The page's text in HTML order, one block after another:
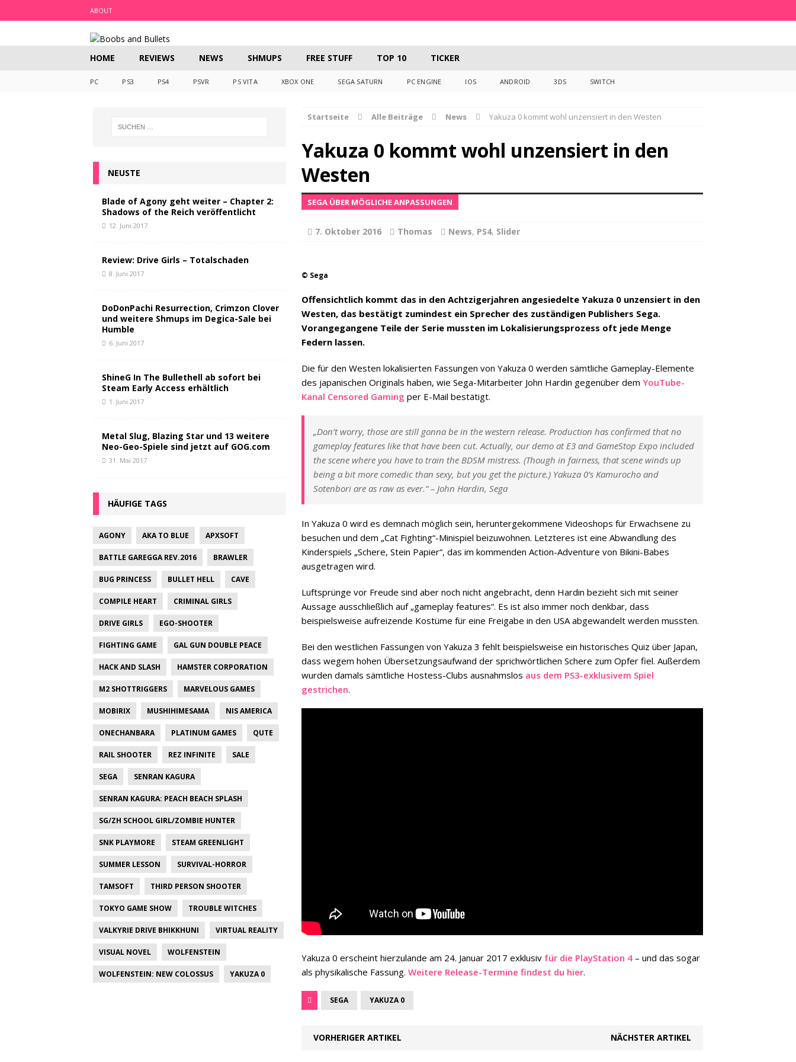
ABOUT
HOME REVIEWS NEWS SHMUPS FREE STUFF TOP 10 TICKER
PC PS3 PS4 PSVR PS VITA XBOX ONE SEGA SATURN PC ENGINE IOS ANDROID 3DS SWITCH
Startseite Alle Beiträge News Yakuza 0 kommt wohl unzensiert in den Westen
Yakuza 0 kommt wohl unzensiert in den
Westen
SEGA ÜBER MÖGLICHE ANPASSUNGEN
7. Oktober 2016 Thomas News, PS4, Slider
© Sega
Offensichtlich kommt das in den Achtzigerjahren angesiedelte Yakuza 0 unzensiert in den
Westen, das bestätigt zumindest ein Sprecher des zuständigen Publishers Sega.
Vorangegangene Teile der Serie mussten im Lokalisierungsprozess oft jede Menge
Federn lassen.
Die für den Westen lokalisierten Fassungen von Yakuza 0 werden sämtliche Gameplay-Elemente
des japanischen Originals haben, wie Sega-Mitarbeiter John Hardin gegenüber dem YouTube-
Kanal Censored Gaming per E-Mail bestätigt.
„Don’t worry, those are still gonna be in the western release. Production has confirmed that no
gameplay features like that have been cut. Actually, our demo at E3 and GameStop Expo included
the scene where you have to train the BDSM mistress. (Though in fairness, that scene winds up
being a bit more comedic than sexy, but you get the picture.) Yakuza 0’s Kamurocho and
Sotenbori are as raw as ever.“ – John Hardin, Sega
In Yakuza 0 wird es demnach möglich sein, heruntergekommene Videoshops für Erwachsene zu
besuchen und dem „Cat Fighting“-Minispiel beizuwohnen. Letzteres ist eine Abwandlung des
Kinderspiels „Schere, Stein Papier“, das im kommenden Action-Adventure von Bikini-Babes
ausgetragen wird.
Luftsprünge vor Freude sind aber noch nicht angebracht, denn Hardin bezieht sich mit seiner
Aussage ausschließlich auf „gameplay features“. Es ist also immer noch denkbar, dass
beispielsweise aufreizende Kostüme für eine Freigabe in den USA abgewandelt werden mussten.
Bei den westlichen Fassungen von Yakuza 3 fehlt beispielsweise ein historisches Quiz über Japan,
dass wegem hohen Übersetzungsaufwand der sprichwörtlichen Schere zum Opfer fiel. Außerdem
wurden damals sämtliche Hostess-Clubs ausnahmslos aus dem PS3-exklusivem Spiel
gestrichen.
Yakuza 0 erscheint hierzulande am 24. Januar 2017 exklusiv für die PlayStation 4– und das sogar
als physikalische Fassung. Weitere Release-Termine findest du hier.
SEGA YAKUZA 0
VORHERIGER ARTIKEL NÄCHSTER ARTIKEL
NEUSTE
Blade of Agony geht weiter – Chapter 2:
Shadows of the Reich veröffentlicht
12. Juni 2017
Review: Drive Girls – Totalschaden
8. Juni 2017
DoDonPachi Resurrection, Crimzon Clover
und weitere Shmups im Degica-Sale bei
Humble
6. Juni 2017
ShineG In The Bullethell ab sofort bei
Steam Early Access erhältlich
1. Juni 2017
Metal Slug, Blazing Star und 13 weitere
Neo-Geo-Spiele sind jetzt auf GOG.com
31. Mai 2017
HÄUFIGE TAGS
AGONY AKA TO BLUE APXSOFT
BATTLE GAREGGA REV.2016 BRAWLER
BUG PRINCESS BULLET HELL CAVE
COMPILE HEART CRIMINAL GIRLS
DRIVE GIRLS EGO-SHOOTER
FIGHTING GAME GAL GUN DOUBLE PEACE
HACK AND SLASH HAMSTER CORPORATION
M2 SHOTTRIGGERS MARVELOUS GAMES
MOBIRIX MUSHIHIMESAMA NIS AMERICA
ONECHANBARA PLATINUM GAMES QUTE
RAIL SHOOTER REZ INFINITE SALE
SEGA SENRAN KAGURA
SENRAN KAGURA: PEACH BEACH SPLASH
SG/ZH SCHOOL GIRL/ZOMBIE HUNTER
SNK PLAYMORE STEAM GREENLIGHT
SUMMER LESSON SURVIVAL-HORROR
TAMSOFT THIRD PERSON SHOOTER
TOKYO GAME SHOW TROUBLE WITCHES
VALKYRIE DRIVE BHIKKHUNI VIRTUAL REALITY
VISUAL NOVEL WOLFENSTEIN
WOLFENSTEIN: NEW COLOSSUS YAKUZA 0